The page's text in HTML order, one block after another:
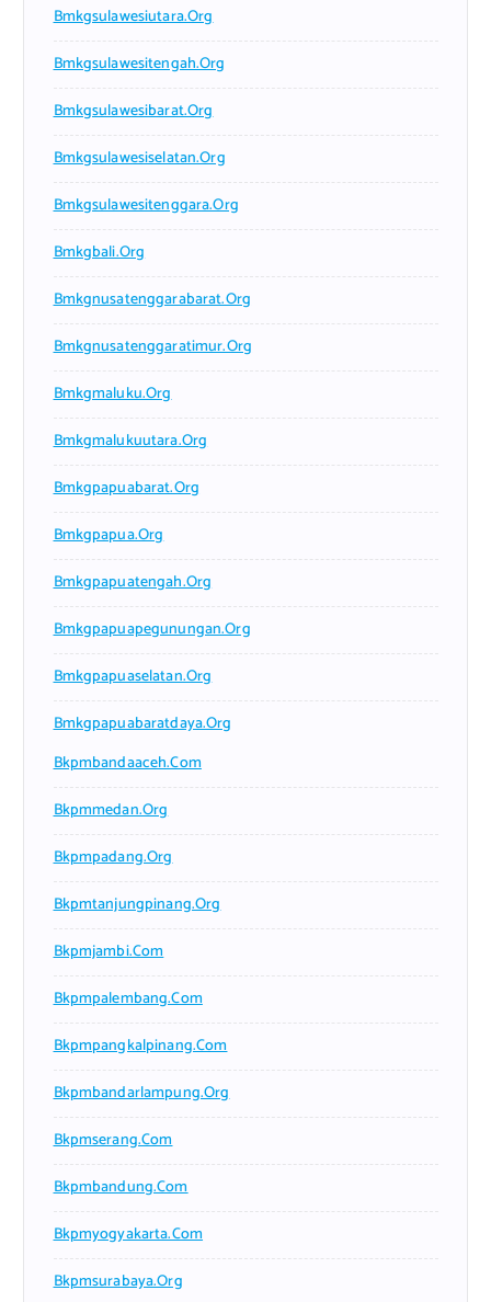
Bmkgsulawesiutara.org
Bmkgsulawesitengah.org
Bmkgsulawesibarat.org
Bmkgsulawesiselatan.org
Bmkgsulawesitenggara.org
Bmkgbali.org
Bmkgnusatenggarabarat.org
Bmkgnusatenggaratimur.org
Bmkgmaluku.org
Bmkgmalukuutara.org
Bmkgpapuabarat.org
Bmkgpapua.org
Bmkgpapuatengah.org
Bmkgpapuapegunungan.org
Bmkgpapuaselatan.org
Bmkgpapuabaratdaya.org
Bkpmbandaaceh.com
Bkpmmedan.org
Bkpmpadang.org
Bkpmtanjungpinang.org
Bkpmjambi.com
Bkpmpalembang.com
Bkpmpangkalpinang.com
Bkpmbandarlampung.org
Bkpmserang.com
Bkpmbandung.com
Bkpmyogyakarta.com
Bkpmsurabaya.org